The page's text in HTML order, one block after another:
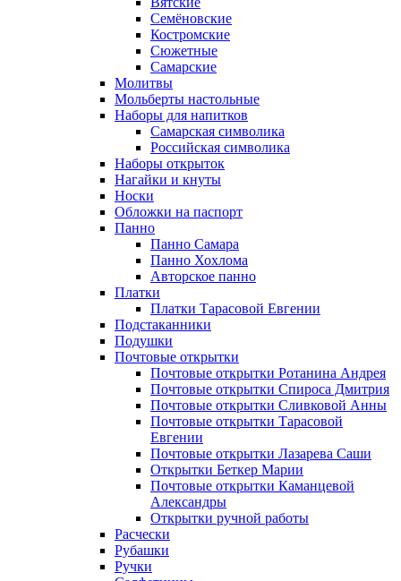
Семёновские
Костромские
Сюжетные
Самарские
Молитвы
Мольберты настольные
Наборы для напитков
Самарская символика
Российская символика
Наборы открыток
Нагайки и кнуты
Носки
Обложки на паспорт
Панно
Панно Самара
Панно Хохлома
Авторское панно
Платки
Платки Тарасовой Евгении
Подстаканники
Подушки
Почтовые открытки
Почтовые открытки Ротанина Андрея
Почтовые открытки Спироса Дмитрия
Почтовые открытки Сливковой Анны
Почтовые открытки Тарасовой
Евгении
Почтовые открытки Лазарева Саши
Открытки Беткер Марии
Почтовые открытки Каманцевой
Александры
Открытки ручной работы
Расчески
Рубашки
Ручки